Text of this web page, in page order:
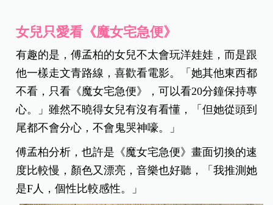
女兒只愛看《魔女宅急便》
有趣的是，傅孟柏的女兒不太會玩洋娃娃，而是跟
他一樣走文青路線，喜歡看電影。「她其他東西都
不看，只看《魔女宅急便》，可以看20分鐘保持專
心。」雖然不曉得女兒有沒有看懂，「但她從頭到
尾都不會分心，不會鬼哭神嚎。」
傅孟柏分析，也許是《魔女宅急便》畫面切換的速
度比較慢，顏色又漂亮，音樂也好聽，「我推測她
是F人，個性比較感性。」